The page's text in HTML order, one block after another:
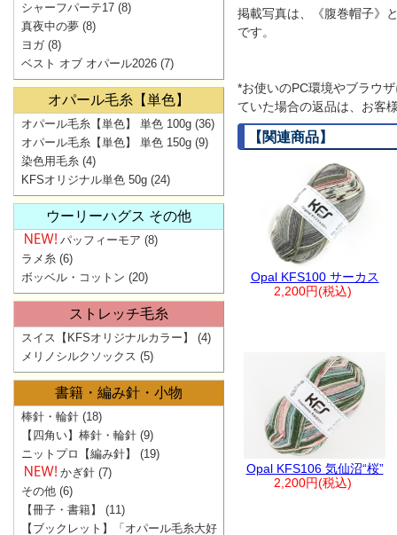
掲載写真は、《腹巻帽子》
です。
*お使いのPC環境やブラウ
ていた場合の返品は、お客
【関連商品】
Opal KFS100 サーカス
2,200円(税込)
Opal KFS106 気仙沼“桜”
2,200円(税込)
シャーフパーテ17 (8)
真夜中の夢 (8)
ヨガ(8)
ベスト オブ オパール2026 (7)
オパール毛糸【単色】
オパール毛糸【単色】 単色 100g (36)
オパール毛糸【単色】 単色 150g (9)
染色用毛糸 (4)
KFSオリジナル単色 50g (24)
ウーリーハグス その他
パッフィーモア (8)
ラメ糸 (6)
ボッベル・コットン (20)
ストレッチ毛糸
スイス【KFSオリジナルカラー】
(4)
メリノシルクソックス (5)
書籍・編み針・小物
棒針・輪針 (18)
【四角い】棒針・輪針 (9)
ニットプロ【編み針】
(19)
かぎ針 (7)
その他 (6)
【冊子・書籍】
(11)
【ブックレット】「オパール毛糸大好